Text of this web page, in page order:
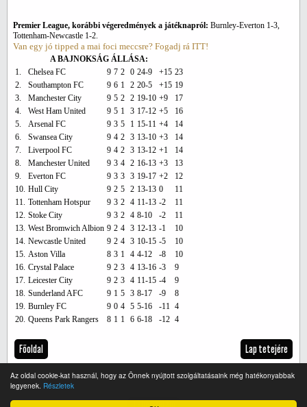
Az oldal cookie-kat használ, hogy az Önnek nyújtott szolgáltatásaink még hatékonyabbak
legyenek. Részletek
Premier League, korábbi végeredmények a játéknapról: Burnley-Everton 1-3,
Tottenham-Newcastle 1-2.
Van egy jó tipped a mai foci meccsre? Fogadj rá ITT!
A BAJNOKSÁG ÁLLÁSA:
1.
Chelsea FC 9 7 2 0 24-9 +15 23
2.
Southampton FC 9 6 1 2 20-5 +15 19
3.
Manchester City 9 5 2 2 19-10 +9
17
4.
West Ham United 9 5 1 3 17-12 +5
16
5.
Arsenal FC 9 3 5 1 15-11 +4
14
6.
Swansea City 9 4 2 3 13-10 +3
14
7.
Liverpool FC 9 4 2 3 13-12 +1
14
8.
Manchester United 9 3 4 2 16-13 +3
13
9.
Everton FC 9 3 3 3 19-17 +2
12
10. Hull City 9 2 5 2 13-13 0
11
11. Tottenham Hotspur 9 3 2 4 11-13 -2
11
12. Stoke City 9 3 2 4 8-10 -2
11
13. West Bromwich Albion 9 2 4 3 12-13 -1
10
14. Newcastle United 9 2 4 3 10-15 -5
10
15. Aston Villa 8 3 1 4 4-12 -8
10
16. Crystal Palace 9 2 3 4 13-16 -3
9
17. Leicester City 9 2 3 4 11-15 -4
9
18. Sunderland AFC 9 1 5 3 8-17 -9
8
19. Burnley FC 9 0 4 5 5-16 -11 4
20. Queens Park Rangers 8 1 1 6 6-18 -12 4
Főoldal Lap tetejére